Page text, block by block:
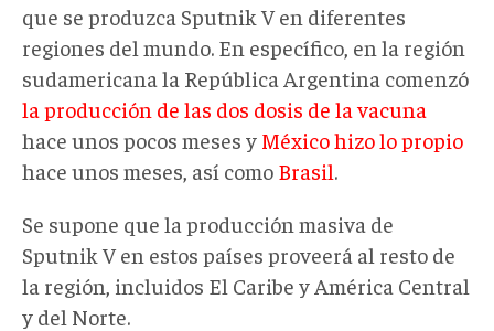
que se produzca Sputnik V en diferentes
regiones del mundo. En específico, en la región
sudamericana la República Argentina comenzó
la producción de las dos dosis de la vacuna
hace unos pocos meses y México hizo lo propio
hace unos meses, así como Brasil.
Se supone que la producción masiva de
Sputnik V en estos países proveerá al resto de
la región, incluidos El Caribe y América Central
y del Norte.